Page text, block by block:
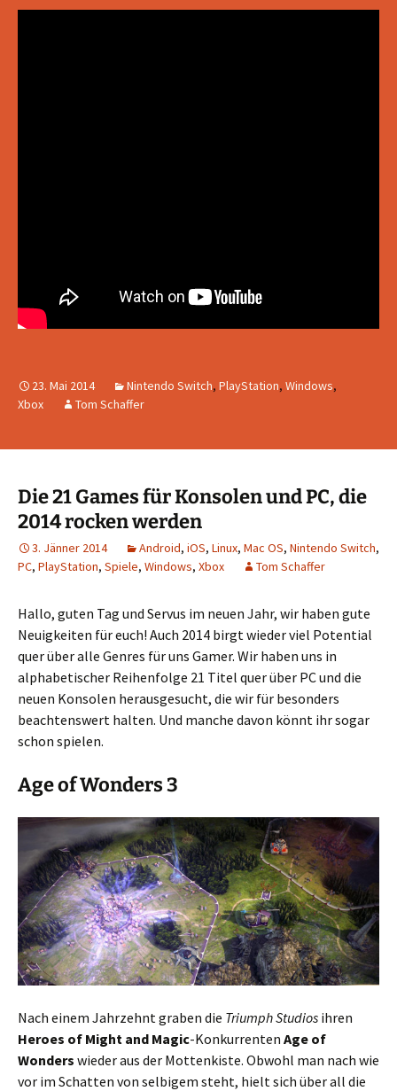
23. Mai 2014 Nintendo Switch, PlayStation, Windows,
Xbox
Tom Schaffer
Die 21 Games für Konsolen und PC, die
2014 rocken werden
3. Jänner 2014 Android, iOS, Linux, Mac OS, Nintendo Switch,
PC, PlayStation, Spiele, Windows, Xbox Tom Schaffer
Hallo, guten Tag und Servus im neuen Jahr, wir haben gute
Neuigkeiten für euch! Auch 2014 birgt wieder viel Potential
quer über alle Genres für uns Gamer. Wir haben uns in
alphabetischer Reihenfolge 21 Titel quer über PC und die
neuen Konsolen herausgesucht, die wir für besonders
beachtenswert halten. Und manche davon könnt ihr sogar
schon spielen.
Age of Wonders 3
Nach einem Jahrzehnt graben die Triumph Studios ihren
Heroes of Might and Magic-Konkurrenten Age of
Wonders wieder aus der Mottenkiste. Obwohl man nach wie
vor im Schatten von selbigem steht, hielt sich über all die